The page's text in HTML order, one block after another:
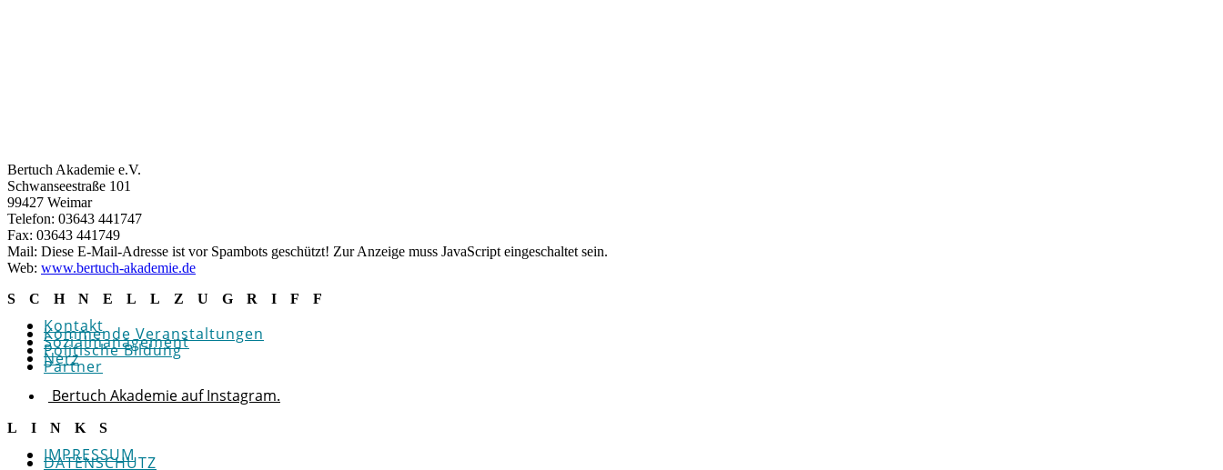
Bertuch Akademie e.V.
Schwanseestraße 101
99427 Weimar
Telefon: 03643 441747
Fax: 03643 441749
Mail: Diese E-Mail-Adresse ist vor Spambots geschützt! Zur Anzeige muss JavaScript eingeschaltet sein.
Web: www.bertuch-akademie.de
SCHNELLZUGRIFF
Kontakt
Kommende Veranstaltungen
Sozialmanagement
Politische Bildung
Nerz
Partner
Bertuch Akademie auf Instagram.
LINKS
IMPRESSUM
DATENSCHUTZ